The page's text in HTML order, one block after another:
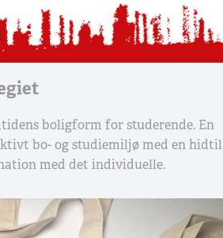
boligform for studerende. En
bo- og studiemiljø med en hidtil
med det individuelle.